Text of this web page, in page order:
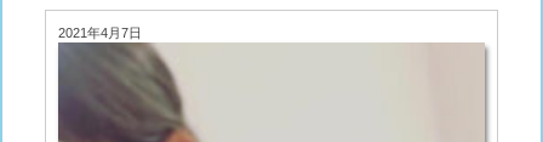
2021年4月7日